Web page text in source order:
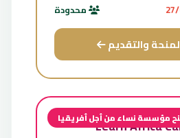
محدودة
والتقديم
مؤسسة نساء من أجل أفريقيا
Learn Africa